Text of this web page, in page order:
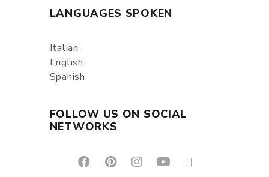
LANGUAGES SPOKEN
Italian
English
Spanish
FOLLOW US ON SOCIAL
NETWORKS